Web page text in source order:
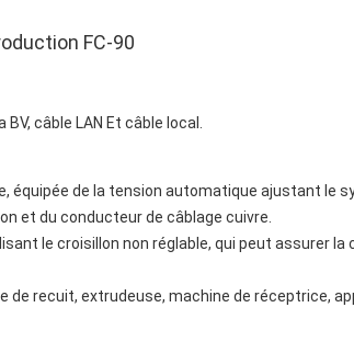
FC-90
câble LAN Et câble local.
équipée de la tension automatique ajustant le
et du conducteur de câblage cuivre.
le croisillon non réglable, qui peut assurer
recuit, extrudeuse, machine de réceptrice,